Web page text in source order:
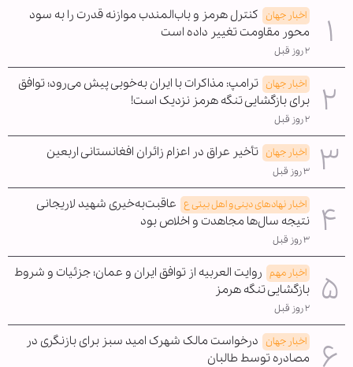
اخبار جهان کنترل هرمز و باب‌المندب موازنه قدرت را به سود
محور مقاومت تغییر داده است
۲ روز قبل
اخبار جهان ترامپ: مذاکرات با ایران به‌خوبی پیش می‌رود؛ توافق
برای بازگشایی تنگه هرمز نزدیک است!
۲ روز قبل
اخبار جهان تأخیر عراق در اعزام زائران افغانستانی اربعین
۳ روز قبل
اخبار نهادهای دینی و اهل بیتی ع عاقبت‌به‌خیری شهید لاریجانی
نتیجه سال‌ها مجاهدت و اخلاص بود
۳ روز قبل
اخبار مهم روایت العربیه از توافق ایران و عمان؛ جزئیات و شروط
بازگشایی تنگه هرمز
۲ روز قبل
اخبار جهان درخواست مالک شهرک امید سبز برای بازنگری در
مصادره توسط طالبان